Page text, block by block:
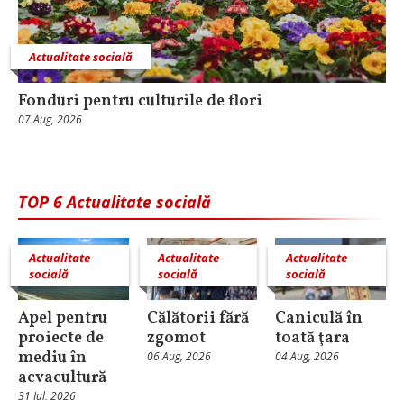
Actualitate socială
Fonduri pentru culturile de flori
07 Aug, 2026
TOP 6 Actualitate socială
Actualitate
socială
Apel pentru
proiecte de
mediu în
acvacultură
31 Iul, 2026
Actualitate
socială
Călătorii fără
zgomot
06 Aug, 2026
Actualitate
socială
Caniculă în
toată ţara
04 Aug, 2026